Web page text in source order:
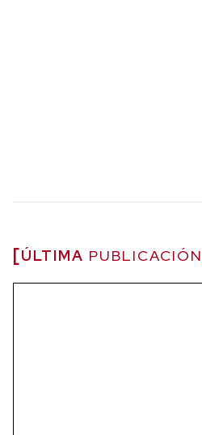
ÚLTIMA PUBLICACIÓN